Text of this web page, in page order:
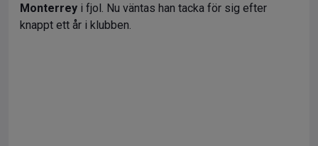
Monterrey i fjol. Nu väntas han tacka för sig efter
knappt ett år i klubben.